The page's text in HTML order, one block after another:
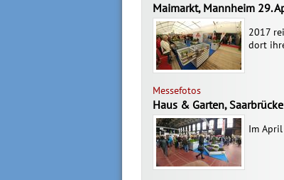
Maimarkt, Mannheim 29.
2017
dort
Messefotos
Haus & Garten,
Im